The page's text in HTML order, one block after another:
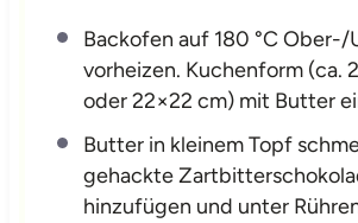
Backofen auf 180 °C
vorheizen. Kuchenform (ca.
oder 22×22 cm) mit Butter
Butter in kleinem Topf
gehackte
hinzufügen und unter